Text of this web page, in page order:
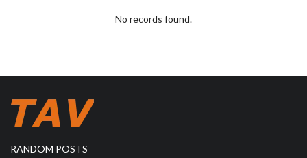
No records found.
RANDOM POSTS